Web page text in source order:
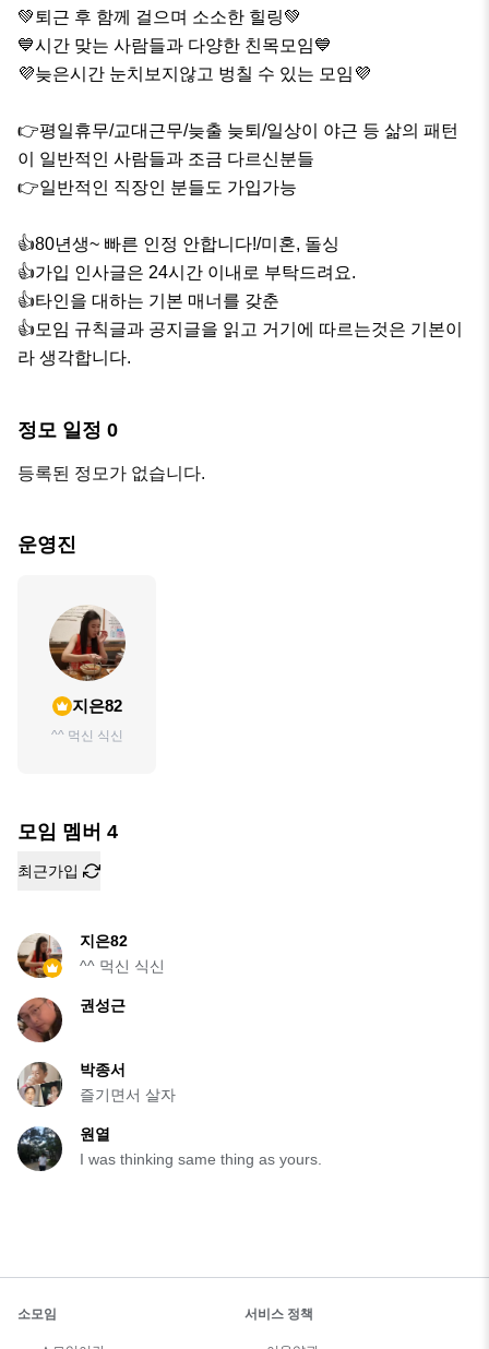
💚퇴근 후 함께 걸으며 소소한 힐링💚
💙시간 맞는 사람들과 다양한 친목모임💙
💜늦은시간 눈치보지않고 벙칠 수 있는 모임💜
👉평일휴무/교대근무/늦출 늦퇴/일상이 야근 등 삶의 패턴
이 일반적인 사람들과 조금 다르신분들
👉일반적인 직장인 분들도 가입가능
👍80년생~ 빠른 인정 안합니다!/미혼, 돌싱
👍가입 인사글은 24시간 이내로 부탁드려요.
👍타인을 대하는 기본 매너를 갖춘
👍모임 규칙글과 공지글을 읽고 거기에 따르는것은 기본이
라 생각합니다.
정모 일정 0
등록된 정모가 없습니다.
운영진
지은82
^^ 먹신 식신
모임 멤버 4
최근가입
지은82
^^ 먹신 식신
권성근
박종서
즐기면서 살자
원열
I was thinking same thing as yours.
소모임 서비스 정책